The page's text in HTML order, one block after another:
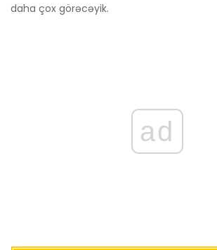
daha çox görəcəyik.
ad